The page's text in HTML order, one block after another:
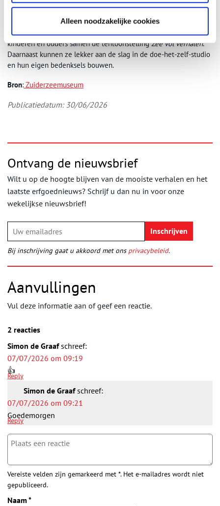
Alleen noodzakelijke cookies
Marretje de meeuw in de nieuwe activiteitMarretje, baas van alle
en help haar controleren of alle museumdieren goed
worden verzorgd. Met korte, speelse opdrachten verkennen
kinderen en ouders samen de tentoonstellingZee vol verhalen.
Daarnaast kunnen ze lekker aan de slag in de doe-het-zelf-studio
en hun eigen bedenksels bouwen.
Bron: Zuiderzeemuseum
Publicatiedatum: 30/06/2026
Ontvang de nieuwsbrief
Wilt u op de hoogte blijven van de mooiste verhalen en het
laatste erfgoednieuws? Schrijf u dan nu in voor onze
wekelijkse nieuwsbrief!
Bij inschrijving gaat u akkoord met ons privacybeleid.
Aanvullingen
Vul deze informatie aan of geef een reactie.
2 reacties
Simon de Graaf schreef:
07/07/2026 om 09:19
👍
Reply
Simon de Graaf schreef:
07/07/2026 om 09:21
Goedemorgen
Reply
Vereiste velden zijn gemarkeerd met *. Het e-mailadres wordt niet
gepubliceerd.
Naam *